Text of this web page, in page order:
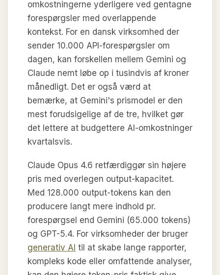
omkostningerne yderligere ved gentagne
forespørgsler med overlappende
kontekst. For en dansk virksomhed der
sender 10.000 API-forespørgsler om
dagen, kan forskellen mellem Gemini og
Claude nemt løbe op i tusindvis af kroner
månedligt. Det er også værd at
bemærke, at Gemini's prismodel er den
mest forudsigelige af de tre, hvilket gør
det lettere at budgettere AI-omkostninger
kvartalsvis.
Claude Opus 4.6 retfærdiggør sin højere
pris med overlegen output-kapacitet.
Med 128.000 output-tokens kan den
producere langt mere indhold pr.
forespørgsel end Gemini (65.000 tokens)
og GPT-5.4. For virksomheder der bruger
generativ AI til at skabe lange rapporter,
kompleks kode eller omfattende analyser,